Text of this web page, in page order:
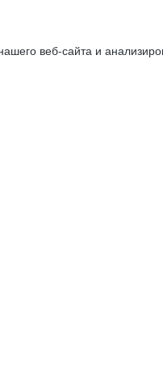
веб-сайта и